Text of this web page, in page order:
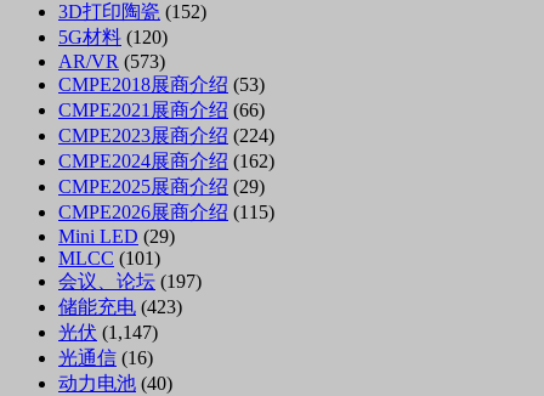
3D打印陶瓷 (152)
5G材料 (120)
AR/VR (573)
CMPE2018展商介绍 (53)
CMPE2021展商介绍 (66)
CMPE2023展商介绍 (224)
CMPE2024展商介绍 (162)
CMPE2025展商介绍 (29)
CMPE2026展商介绍 (115)
Mini LED (29)
MLCC (101)
会议、论坛 (197)
储能充电 (423)
光伏 (1,147)
光通信 (16)
动力电池 (40)